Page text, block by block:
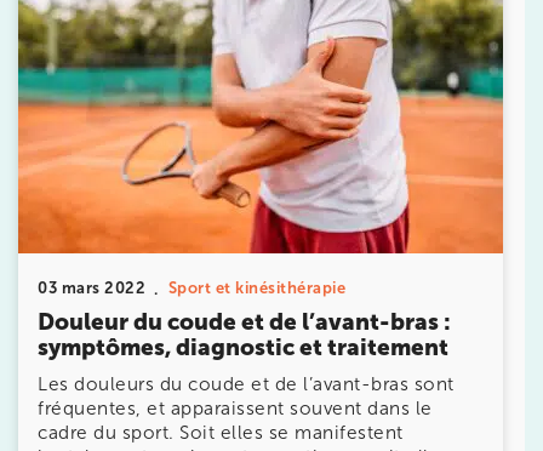
03 mars 2022 Sport et kinésithérapie
Douleur du coude et de l’avant-bras :
symptômes, diagnostic et traitement
Les douleurs du coude et de l’avant-bras sont
fréquentes, et apparaissent souvent dans le
cadre du sport. Soit elles se manifestent
8 Av. de Camoens 75116 Paris
01 42 15 22 46
Prenez RDV sur
Prenez RDV sur
IK PARIS 15 – SÉGUR
75015 Paris
Prenez RDV sur
Prenez RDV sur
IK PARIS 6 – CASSETTE